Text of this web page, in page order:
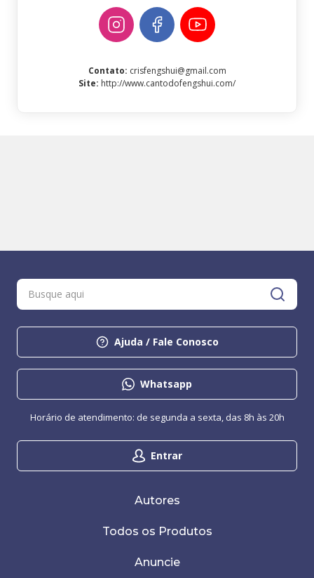
Contato: crisfengshui@gmail.com
Site: http://www.cantodofengshui.com/
Ajuda / Fale Conosco
Whatsapp
Entrar
Horário de atendimento: de segunda a sexta, das 8h às 20h
Autores
Todos os Produtos
Anuncie